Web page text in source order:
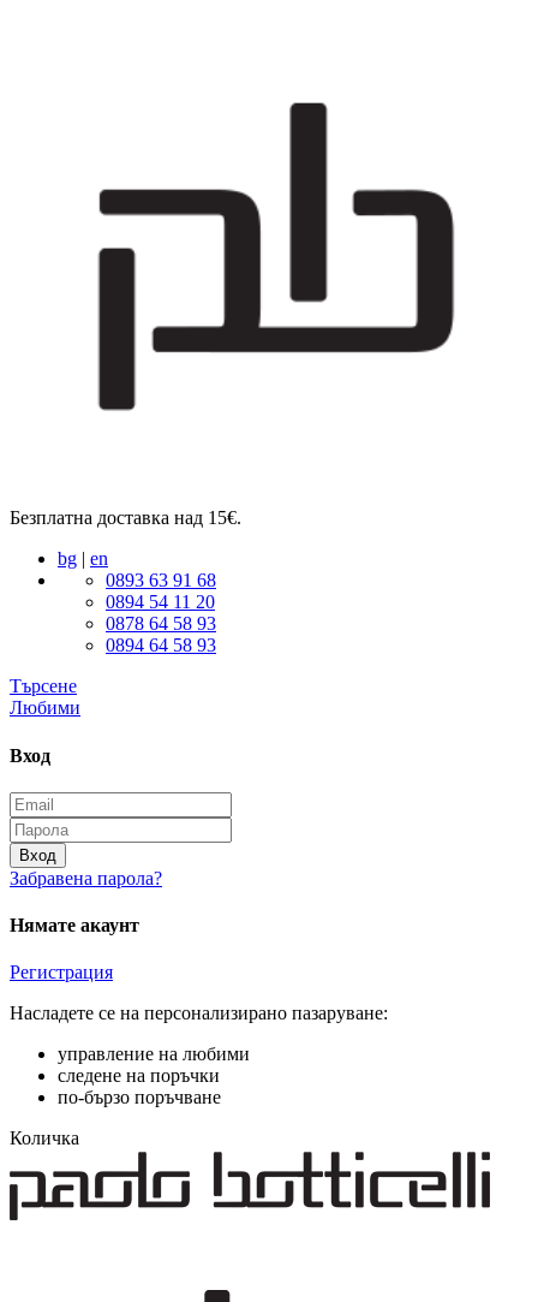
Безплатна доставка над 15€.
bg | en
0893 63 91 68
0894 54 11 20
0878 64 58 93
0894 64 58 93
Търсене
Любими
Вход
Вход
Забравена парола?
Нямате акаунт
Регистрация
Насладете се на персонализирано пазаруване:
управление на любими
следене на поръчки
по-бързо поръчване
Количка